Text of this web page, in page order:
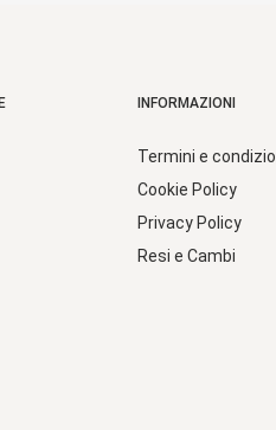
INFORMAZIONI
Termini e
Cookie Policy
Privacy Policy
Resi e Cambi